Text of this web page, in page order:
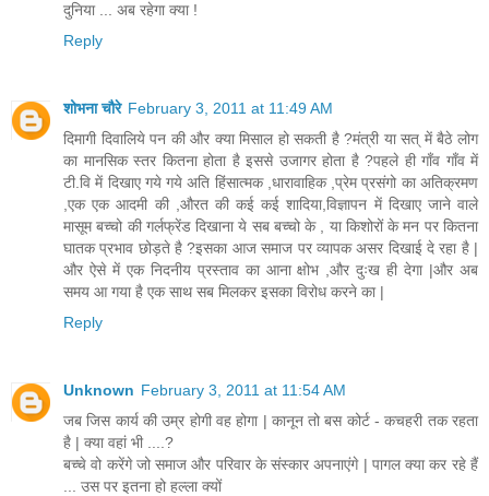
दुनिया ... अब रहेगा क्या !
Reply
शोभना चौरे February 3, 2011 at 11:49 AM
दिमागी दिवालिये पन की और क्या मिसाल हो सकती है ?मंत्री या सत् में बैठे लोग
का मानसिक स्तर कितना होता है इससे उजागर होता है ?पहले ही गाँव गाँव में
टी.वि में दिखाए गये गये अति हिंसात्मक ,धारावाहिक ,प्रेम प्रसंगो का अतिक्रमण
,एक एक आदमी की ,औरत की कई कई शादिया,विज्ञापन में दिखाए जाने वाले
मासूम बच्चो की गर्लफ्रेंड दिखाना ये सब बच्चो के , या किशोरों के मन पर कितना
घातक प्रभाव छोड़ते है ?इसका आज समाज पर व्यापक असर दिखाई दे रहा है |
और ऐसे में एक निदनीय प्रस्ताव का आना क्षोभ ,और दुःख ही देगा |और अब
समय आ गया है एक साथ सब मिलकर इसका विरोध करने का |
Reply
Unknown February 3, 2011 at 11:54 AM
जब जिस कार्य की उम्र होगी वह होगा | कानून तो बस कोर्ट - कचहरी तक रहता
है | क्या वहां भी ....?
बच्चे वो करेंगे जो समाज और परिवार के संस्कार अपनाएंगे | पागल क्या कर रहे हैं
... उस पर इतना हो हल्ला क्यों